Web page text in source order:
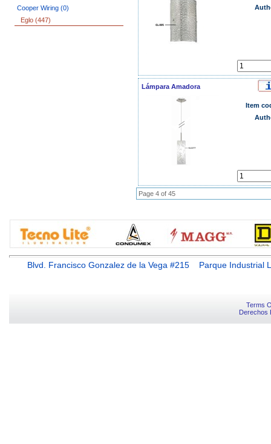
Cooper Wiring (0)
Eglo (447)
Lámpara Amadora
Item
Page 4 of 45
Blvd. Francisco Gonzalez de la Vega #215 Parque
Terms
Derechos